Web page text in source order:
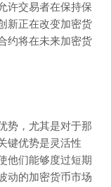
许交易者在保持保
新正在改变加密货
约将在未来加密货
势，尤其是对于那
键优势是灵活性
他们能够度过短期
动的加密货币市场